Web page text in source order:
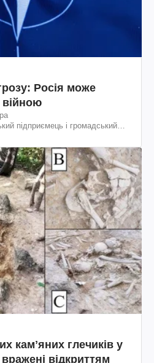
Росія може
підприємець і громадський
камʼяних глечиків у
відкриттям